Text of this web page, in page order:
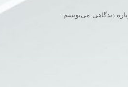
دیدگاهی می‌نویسم.